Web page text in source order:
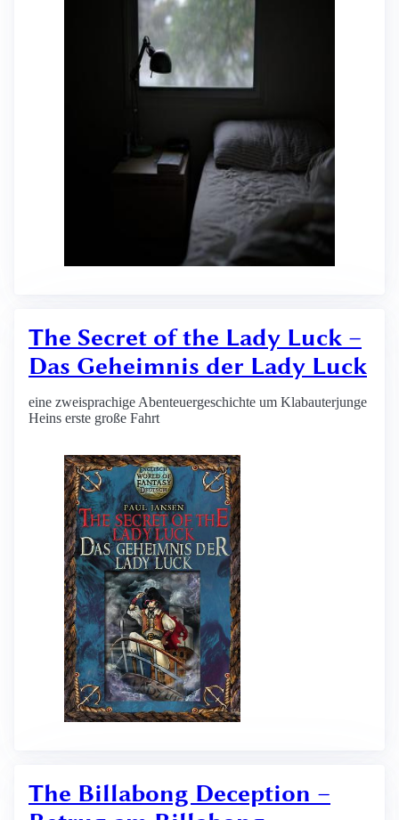
The Secret of the Lady Luck –
Das Geheimnis der Lady Luck
eine zweisprachige Abenteuergeschichte um Klabauterjunge
Heins erste große Fahrt
The Billabong Deception –